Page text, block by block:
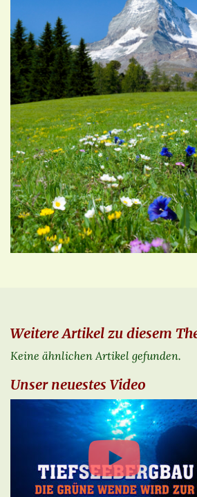
Weitere Artikel zu diesem
Keine ähnlichen Artikel gefunden.
Unser neuestes Video